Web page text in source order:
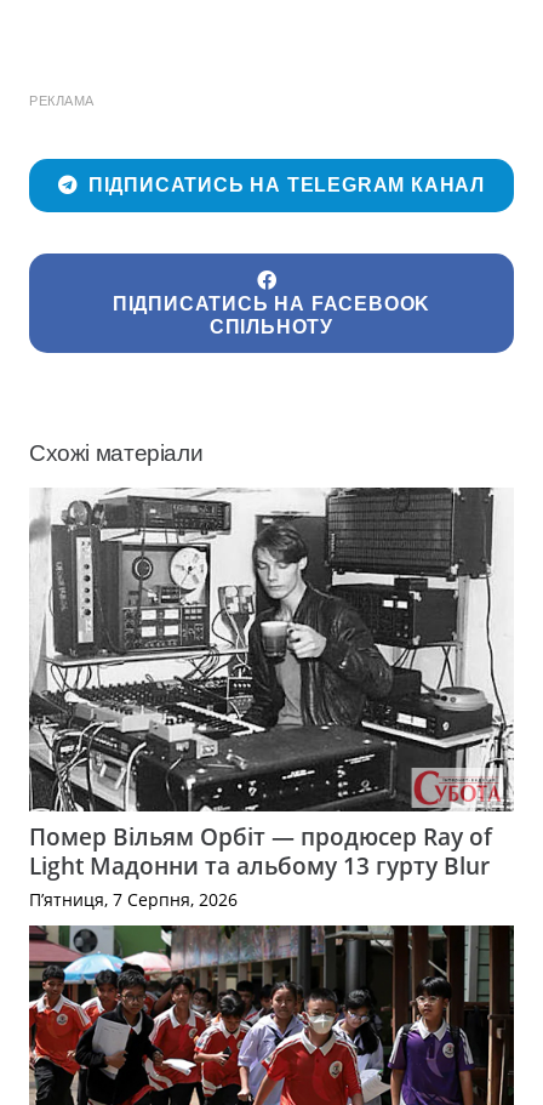
РЕКЛАМА
ПІДПИСАТИСЬ НА TELEGRAM КАНАЛ
ПІДПИСАТИСЬ НА FACEBOOK
СПІЛЬНОТУ
Схожі матеріали
Помер Вільям Орбіт — продюсер Ray of
Light Мадонни та альбому 13 гурту Blur
П’ятниця, 7 Серпня, 2026